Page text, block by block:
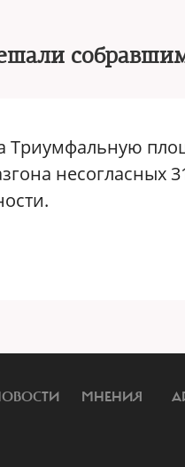
Триумфальную
несогласных
МНЕНИЯ